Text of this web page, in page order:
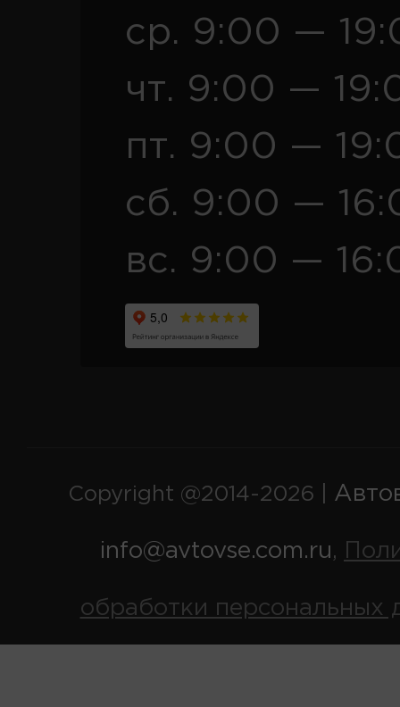
ср. 9:00 —
чт. 9:00 —
пт. 9:00 —
сб. 9:00 —
вс. 9:00 —
Copyright @2014-2026 |
info@avtovse.com.ru,
обработки персональных